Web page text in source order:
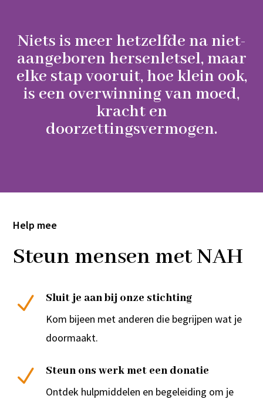
Niets is meer hetzelfde na niet-
aangeboren hersenletsel, maar
elke stap vooruit, hoe klein ook,
is een overwinning van moed,
kracht en
doorzettingsvermogen.
Help mee
Steun mensen met NAH
N Sluit je aan bij onze stichting
Kom bijeen met anderen die begrijpen wat je
doormaakt.
N Steun ons werk met een donatie
Ontdek hulpmiddelen en begeleiding om je